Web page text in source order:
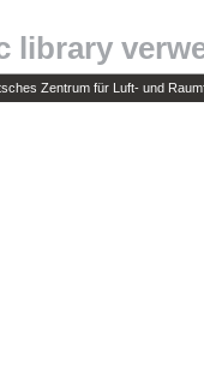
library
Zentrum für Luft- und